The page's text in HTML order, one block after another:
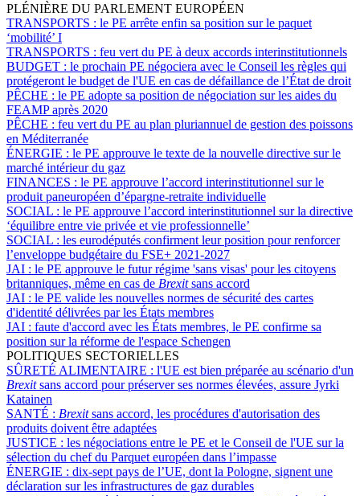
PLÉNIÈRE DU PARLEMENT EUROPÉEN
TRANSPORTS : le PE arrête enfin sa position sur le paquet
‘mobilité’ I
TRANSPORTS : feu vert du PE à deux accords interinstitutionnels
BUDGET : le prochain PE négociera avec le Conseil les règles qui
protégeront le budget de l'UE en cas de défaillance de l’État de droit
PÊCHE : le PE adopte sa position de négociation sur les aides du
FEAMP après 2020
PÊCHE : feu vert du PE au plan pluriannuel de gestion des poissons
en Méditerranée
ÉNERGIE : le PE approuve le texte de la nouvelle directive sur le
marché intérieur du gaz
FINANCES : le PE approuve l’accord interinstitutionnel sur le
produit paneuropéen d’épargne-retraite individuelle
SOCIAL : le PE approuve l’accord interinstitutionnel sur la directive
‘équilibre entre vie privée et vie professionnelle’
SOCIAL : les eurodéputés confirment leur position pour renforcer
l’enveloppe budgétaire du FSE+ 2021-2027
JAI : le PE approuve le futur régime 'sans visas' pour les citoyens
britanniques, même en cas de Brexitsans accord
JAI : le PE valide les nouvelles normes de sécurité des cartes
d'identité délivrées par les États membres
JAI : faute d'accord avec les États membres, le PE confirme sa
position sur la réforme de l'espace Schengen
POLITIQUES SECTORIELLES
SÛRETÉ ALIMENTAIRE : l'UE est bien préparée au scénario d'un
Brexitsans accord pour préserver ses normes élevées, assure Jyrki
Katainen
SANTÉ : Brexitsans accord, les procédures d'autorisation des
produits doivent être adaptées
JUSTICE : les négociations entre le PE et le Conseil de l'UE sur la
sélection du chef du Parquet européen dans l’impasse
ÉNERGIE : dix-sept pays de l’UE, dont la Pologne, signent une
déclaration sur les infrastructures de gaz durables